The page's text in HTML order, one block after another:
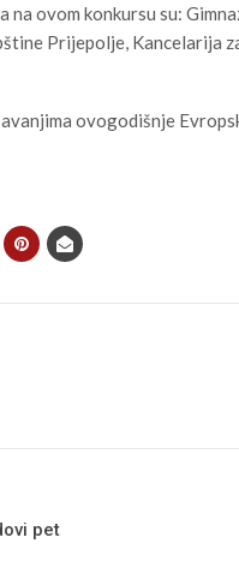
ovom konkursu su:
Prijepolje, Kancelarija
ovogodišnje
pet